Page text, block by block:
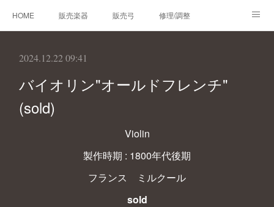
HOME 販売楽器 販売弓 修理/調整
2024.12.22 09:41
バイオリン"オールドフレンチ"
(sold)
Violin
製作時期 : 1800年代後期
フランス ミルクール
sold